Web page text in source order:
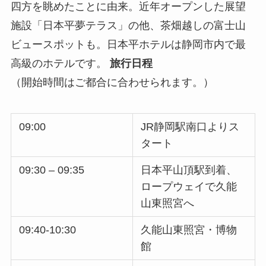
四方を眺めたことに由来。近年オープンした展望
施設「日本平夢テラス」の他、茶畑越しの富士山
ビュースポットも。日本平ホテルは静岡市内で最
高級のホテルです。 旅行日程
（開始時間はご都合に合わせられます。）
09:00
JR静岡駅南口よりス
タート
09:30 – 09:35
日本平山頂駅到着、
ロープウェイで久能
山東照宮へ
09:40-10:30
久能山東照宮・博物
館